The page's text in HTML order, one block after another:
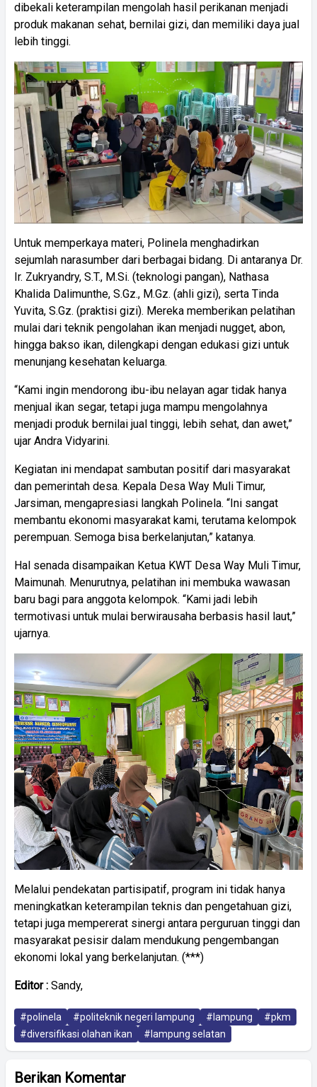
dibekali keterampilan mengolah hasil perikanan menjadi
produk makanan sehat, bernilai gizi, dan memiliki daya jual
lebih tinggi.
Untuk memperkaya materi, Polinela menghadirkan
sejumlah narasumber dari berbagai bidang. Di antaranya Dr.
Ir. Zukryandry, S.T., M.Si. (teknologi pangan), Nathasa
Khalida Dalimunthe, S.Gz., M.Gz. (ahli gizi), serta Tinda
Yuvita, S.Gz. (praktisi gizi). Mereka memberikan pelatihan
mulai dari teknik pengolahan ikan menjadi nugget, abon,
hingga bakso ikan, dilengkapi dengan edukasi gizi untuk
menunjang kesehatan keluarga.
“Kami ingin mendorong ibu-ibu nelayan agar tidak hanya
menjual ikan segar, tetapi juga mampu mengolahnya
menjadi produk bernilai jual tinggi, lebih sehat, dan awet,”
ujar Andra Vidyarini.
Kegiatan ini mendapat sambutan positif dari masyarakat
dan pemerintah desa. Kepala Desa Way Muli Timur,
Jarsiman, mengapresiasi langkah Polinela. “Ini sangat
membantu ekonomi masyarakat kami, terutama kelompok
perempuan. Semoga bisa berkelanjutan,” katanya.
Hal senada disampaikan Ketua KWT Desa Way Muli Timur,
Maimunah. Menurutnya, pelatihan ini membuka wawasan
baru bagi para anggota kelompok. “Kami jadi lebih
termotivasi untuk mulai berwirausaha berbasis hasil laut,”
ujarnya.
Melalui pendekatan partisipatif, program ini tidak hanya
meningkatkan keterampilan teknis dan pengetahuan gizi,
tetapi juga mempererat sinergi antara perguruan tinggi dan
masyarakat pesisir dalam mendukung pengembangan
ekonomi lokal yang berkelanjutan. (***)
Editor : Sandy,
#polinela #politeknik negeri lampung #lampung
#pkm
#diversifikasi olahan ikan
#lampung selatan
Berikan Komentar